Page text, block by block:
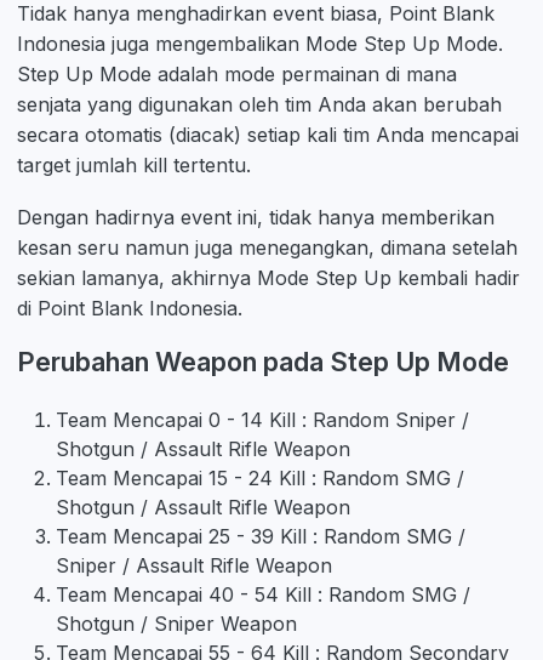
Tidak hanya menghadirkan event biasa, Point Blank
Indonesia juga mengembalikan Mode Step Up Mode.
Step Up Mode adalah mode permainan di mana
senjata yang digunakan oleh tim Anda akan berubah
secara otomatis (diacak) setiap kali tim Anda mencapai
target jumlah kill tertentu.
Dengan hadirnya event ini, tidak hanya memberikan
kesan seru namun juga menegangkan, dimana setelah
sekian lamanya, akhirnya Mode Step Up kembali hadir
di Point Blank Indonesia.
Perubahan Weapon pada Step Up Mode
Team Mencapai 0 - 14 Kill : Random Sniper /
Shotgun / Assault Rifle Weapon
Team Mencapai 15 - 24 Kill : Random SMG /
Shotgun / Assault Rifle Weapon
Team Mencapai 25 - 39 Kill : Random SMG /
Sniper / Assault Rifle Weapon
Team Mencapai 40 - 54 Kill : Random SMG /
Shotgun / Sniper Weapon
Team Mencapai 55 - 64 Kill : Random Secondary